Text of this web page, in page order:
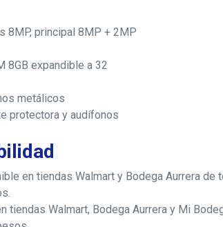
8MP, principal 8MP + 2MP
8GB expandible a 32
metálicos
protectora y audífonos
en tiendas Walmart y Bodega Aurrera de
tiendas Walmart, Bodega Aurrera y Mi